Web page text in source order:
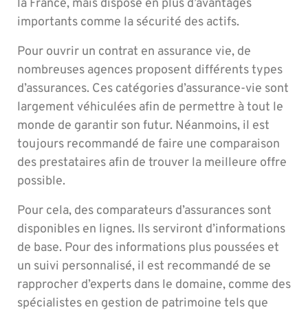
la France, mais dispose en plus d’avantages
importants comme la sécurité des actifs.
Pour ouvrir un contrat en assurance vie, de
nombreuses agences proposent différents types
d’assurances. Ces catégories d’assurance-vie sont
largement véhiculées afin de permettre à tout le
monde de garantir son futur. Néanmoins, il est
toujours recommandé de faire une comparaison
des prestataires afin de trouver la meilleure offre
possible.
Pour cela, des comparateurs d’assurances sont
disponibles en lignes. Ils serviront d’informations
de base. Pour des informations plus poussées et
un suivi personnalisé, il est recommandé de se
rapprocher d’experts dans le domaine, comme des
spécialistes en gestion de patrimoine tels que